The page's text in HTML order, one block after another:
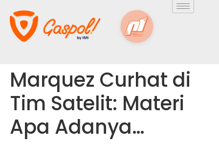
Marquez Curhat di
Tim Satelit: Materi
Apa Adanya…